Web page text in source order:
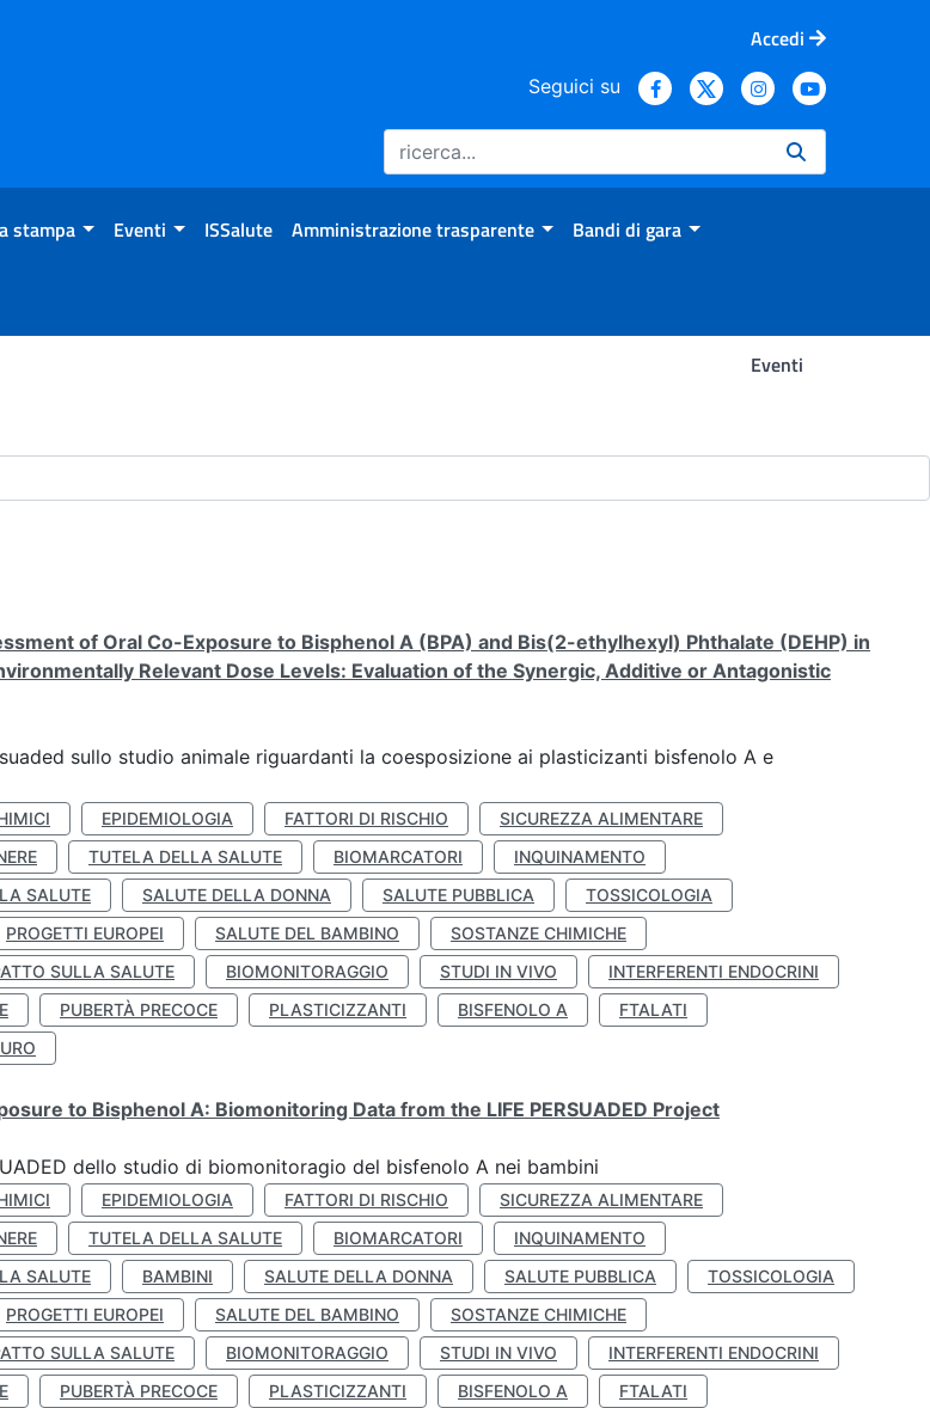
Accedi
Seguici su
stampa Eventi ISSalute Amministrazione trasparente Bandi di gara
Eventi
of Oral Co-Exposure to Bisphenol A (BPA) and Bis(2-ethylhexyl) Phthalate (DEHP) in
Relevant Dose Levels: Evaluation of the Synergic, Additive or Antagonistic
sullo studio animale riguardanti la coesposizione ai plasticizanti bisfenolo A e
EPIDEMIOLOGIA FATTORI DI RISCHIO
SICUREZZA ALIMENTARE
TUTELA DELLA SALUTE BIOMARCATORI
INQUINAMENTO
SALUTE
SALUTE DELLA DONNA SALUTE PUBBLICA
TOSSICOLOGIA
PROGETTI EUROPEI SALUTE DEL BAMBINO
SOSTANZE CHIMICHE
SULLA SALUTE
BIOMONITORAGGIO STUDI IN VIVO
INTERFERENTI ENDOCRINI
PUBERTÀ PRECOCE PLASTICIZZANTI BISFENOLO A
FTALATI
to Bisphenol A: Biomonitoring Data from the LIFE PERSUADED Project
dello studio di biomonitoragio del bisfenolo A nei bambini
EPIDEMIOLOGIA FATTORI DI RISCHIO
SICUREZZA ALIMENTARE
TUTELA DELLA SALUTE BIOMARCATORI
INQUINAMENTO
SALUTE
BAMBINI SALUTE DELLA DONNA SALUTE PUBBLICA
TOSSICOLOGIA
PROGETTI EUROPEI SALUTE DEL BAMBINO
SOSTANZE CHIMICHE
SULLA SALUTE
BIOMONITORAGGIO STUDI IN VIVO
INTERFERENTI ENDOCRINI
PUBERTÀ PRECOCE PLASTICIZZANTI BISFENOLO A
FTALATI